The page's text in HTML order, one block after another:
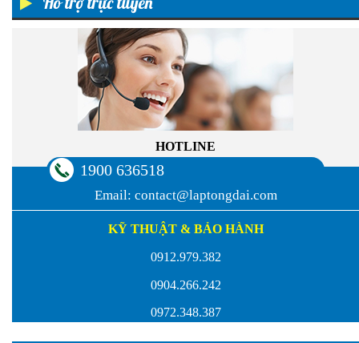
HOTLINE
1900 636518
Email: contact@laptongdai.com
KỸ THUẬT & BẢO HÀNH
0912.979.382
0904.266.242
0972.348.387